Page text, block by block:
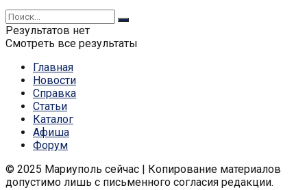
Результатов нет
Смотреть все результаты
Главная
Новости
Справка
Статьи
Каталог
Афиша
Форум
© 2025 Мариуполь сейчас | Копирование материалов
допустимо лишь с письменного согласия редакции.